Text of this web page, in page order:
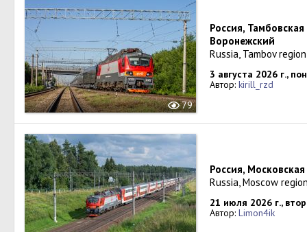
79
Россия,
Воронежский
Russia, Tambov
3 августа 2026 г.,
Автор: kirill_rzd
Россия,
Russia, Moscow
21 июля 2026 г.,
Автор: Limon4ik